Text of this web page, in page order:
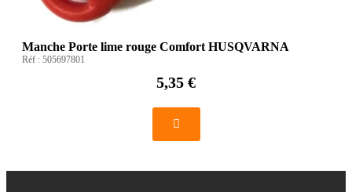
Manche Porte lime rouge Comfort HUSQVARNA
Réf : 505697801
5,35 €